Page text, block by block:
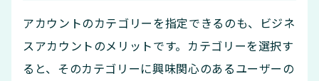
アカウントのカテゴリーを指定できるのも、ビジネ
スアカウントのメリットです。カテゴリーを選択す
ると、そのカテゴリーに興味関心のあるユーザーの